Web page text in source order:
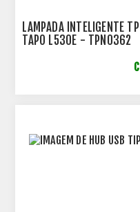
LAMPADA INTELIGENTE
TAPO L530E - TPN0362